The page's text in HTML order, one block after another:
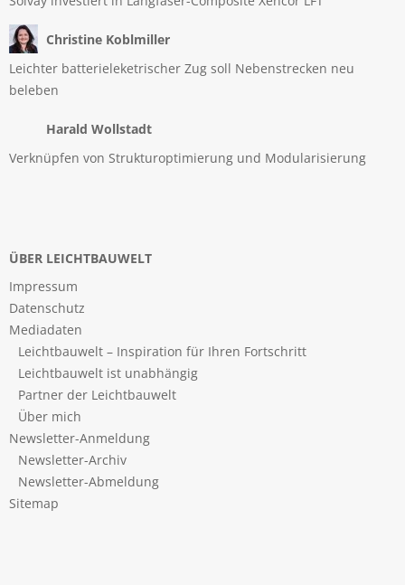
Christine Koblmiller
Leichter batterieleketrischer Zug soll Nebenstrecken neu
beleben
Harald Wollstadt
Verknüpfen von Strukturoptimierung und Modularisierung
ÜBER LEICHTBAUWELT
Impressum
Datenschutz
Mediadaten
Leichtbauwelt – Inspiration für Ihren Fortschritt
Leichtbauwelt ist unabhängig
Partner der Leichtbauwelt
Über mich
Newsletter-Anmeldung
Newsletter-Archiv
Newsletter-Abmeldung
Sitemap